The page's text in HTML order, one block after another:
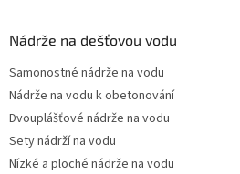
Nádrže na dešťovou vodu
Samonostné nádrže na vodu
Nádrže na vodu k obetonování
Dvouplášťové nádrže na vodu
Sety nádrží na vodu
Nízké a ploché nádrže na vodu